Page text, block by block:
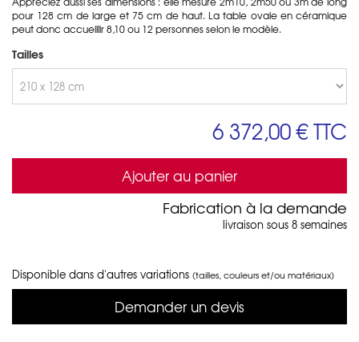
pour 128 cm de large et 75 cm de haut. La table ovale en céramique
peut donc accueillir 8,10 ou 12 personnes selon le modèle.
Tailles
6 372,00 €TTC
Ajouter au panier
Fabrication à la demande
livraison sous 8 semaines
Disponible dans d'autres variations (tailles, couleurs et/ou matériaux)
Demander un devis